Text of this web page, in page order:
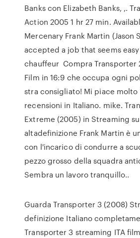
Banks con Elizabeth Banks, ,.
Action 2005 1 hr 27 min.
Mercenary Frank Martin (Jason
accepted a job that seems
chauffeur Compra Transporter
Film in 16:9 che occupa ogni
stra consigliato! Mi piace
recensioni in Italiano. mike.
Extreme (2005) in Streaming
altadefinizione Frank Martin è
con l'incarico di condurre a
pezzo grosso della squadra
Sembra un lavoro tranquillo..
Guarda Transporter 3 (2008)
definizione Italiano
Transporter 3 streaming ITA